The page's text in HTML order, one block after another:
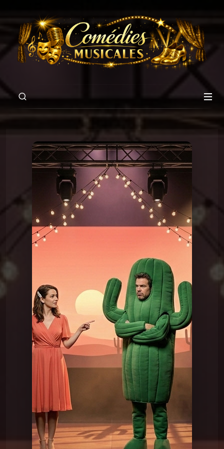
00:00
Chansons du Pschittt
12 Je suis un cactus
Chansons du Pschittt 01 Bienvenue à la mairie
Chansons du Pschittt 02 Bonjour c'est bien ici ?
Chansons du Pschittt
03 L'Équipe contre Marie-
Chansons du Pschittt 04 merci qui ?